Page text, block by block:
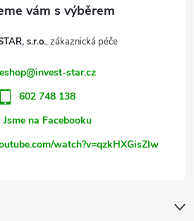
s.r.o.
eshop@invest-star.cz
602 748 138
Jsme na Facebooku
watch?v=qzkHXGisZIw